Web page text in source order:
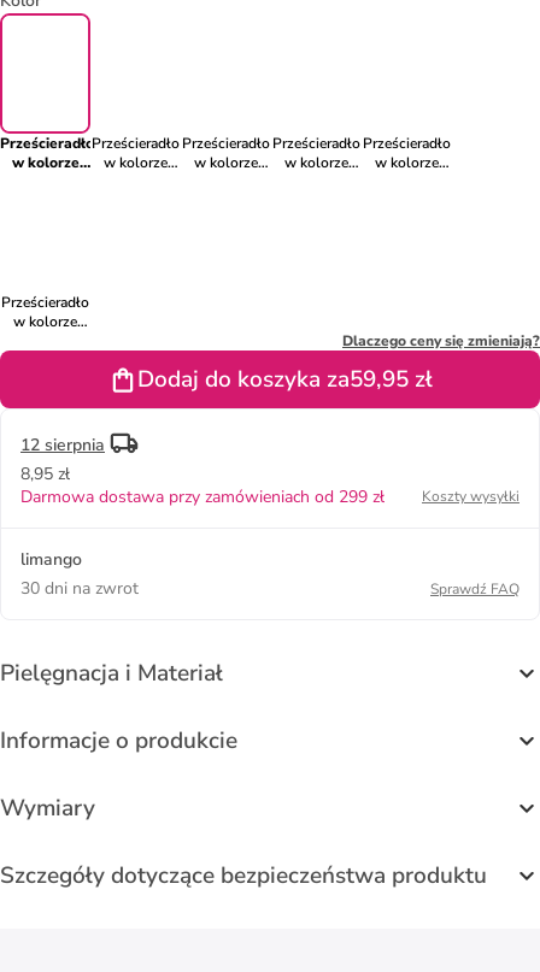
Prześcieradło
w kolorze
Prześcieradło
w kolorze
Prześcieradło
w kolorze
Prześcieradło
w kolorze
Prześcieradło
w kolorze
Prześcieradło
w kolorze
Dlaczego ceny się zmieniają?
Dodaj do koszyka za59,95 zł
12 sierpnia
8,95 zł
Darmowa dostawa przy zamówieniach od 299 zł
Koszty wysyłki
limango
30 dni na zwrot
Sprawdź FAQ
Pielęgnacja i Materiał
Informacje o produkcie
Wymiary
Szczegóły dotyczące bezpieczeństwa produktu